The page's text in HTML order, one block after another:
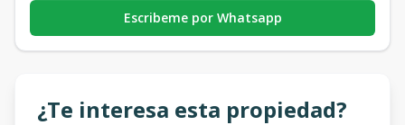
Escribeme por Whatsapp
¿Te interesa esta propiedad?